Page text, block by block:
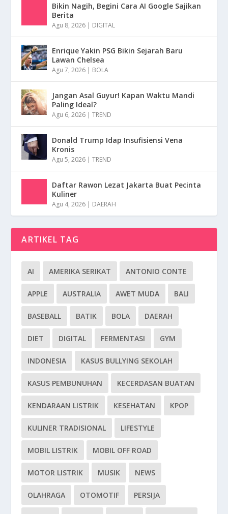
Bikin Nagih, Begini Cara AI Google Sajikan
Berita
Agu 8, 2026 | DIGITAL
Enrique Yakin PSG Bikin Sejarah Baru
Lawan Chelsea
Agu 7, 2026 | BOLA
Jangan Asal Guyur! Kapan Waktu Mandi
Paling Ideal?
Agu 6, 2026 |TREND
Donald Trump Idap Insufisiensi Vena
Kronis
Agu 5, 2026 |TREND
Daftar Rawon Lezat Jakarta Buat Pecinta
Kuliner
Agu 4, 2026 | DAERAH
ARTIKEL TAG
AI AMERIKA SERIKAT ANTONIO CONTE
APPLE AUSTRALIA AWET MUDA BALI
BASEBALL BATIK BOLA DAERAH
DIET DIGITAL FERMENTASI GYM
INDONESIA KASUS BULLYING SEKOLAH
KASUS PEMBUNUHAN KECERDASAN BUATAN
KENDARAAN LISTRIK KESEHATAN KPOP
KULINER TRADISIONAL LIFESTYLE
MOBIL LISTRIK MOBIL OFF ROAD
MOTOR LISTRIK MUSIK NEWS
OLAHRAGA OTOMOTIF PERSIJA